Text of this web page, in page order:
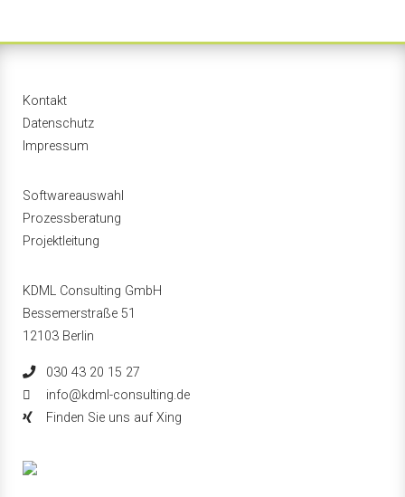
Kontakt
Datenschutz
Impressum
Softwareauswahl
Prozessberatung
Projektleitung
KDML Consulting GmbH
Bessemerstraße 51
12103 Berlin
030 43 20 15 27
info@kdml-consulting.de
Finden Sie uns auf Xing